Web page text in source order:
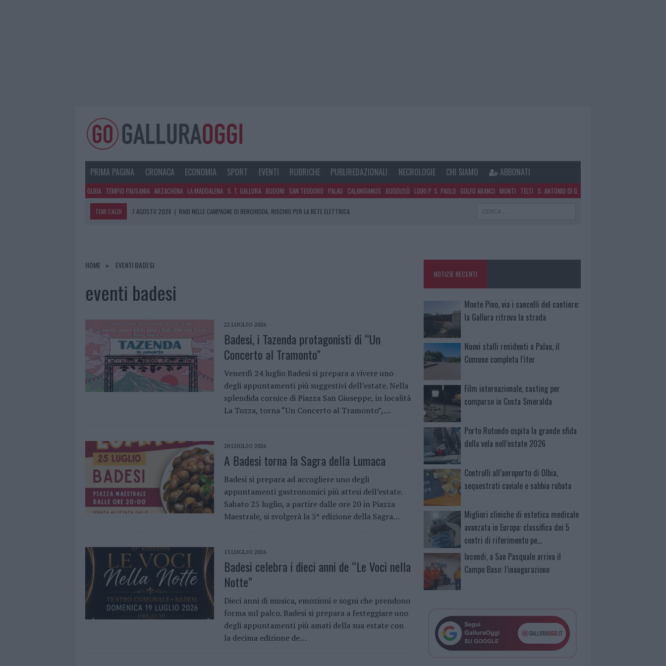
PRIMA PAGINA CRONACA ECONOMIA SPORT EVENTI RUBRICHE PUBLIREDAZIONALI NECROLOGIE CHI SIAMO ABBONATI
OLBIA TEMPIO PAUSANIA ARZACHENA LA MADDALENA S. T. GALLURA BUDONI SAN TEODORO PALAU CALANGIANUS BUDDUSÒ LOIRI P. S. PAOLO GOLFO ARANCI MONTI TELTI S. ANTONIO DI G.
TEMI CALDI 7 AGOSTO 2026 | RAID NELLE CAMPAGNE DI BERCHIDDA, RISCHIO PER LA RETE ELETTRICA
7 AGOSTO 2026
FILM INTERNAZIONALE, CASTING PER COMPARSE IN COSTA SMERALDA
HOME EVENTI BADESI
eventi badesi
22 LUGLIO 2026
Badesi, i Tazenda protagonisti di “Un
Concerto al Tramonto”
Venerdì 24 luglio Badesi si prepara a vivere uno
degli appuntamenti più suggestivi dell’estate. Nella
splendida cornice di Piazza San Giuseppe, in località
La Tozza, torna “Un Concerto al Tramonto”,…
20 LUGLIO 2026
A Badesi torna la Sagra della Lumaca
Badesi si prepara ad accogliere uno degli
appuntamenti gastronomici più attesi dell’estate.
Sabato 25 luglio, a partire dalle ore 20 in Piazza
Maestrale, si svolgerà la 5ª edizione della Sagra…
15 LUGLIO 2026
Badesi celebra i dieci anni de “Le Voci nella
Notte”
Dieci anni di musica, emozioni e sogni che prendono
forma sul palco. Badesi si prepara a festeggiare uno
degli appuntamenti più amati della sua estate con
la decima edizione de…
NOTIZIE RECENTI
Monte Pino, via i cancelli del cantiere:
la Gallura ritrova la strada
Nuovi stalli residenti a Palau, il
Comune completa l’iter
Film internazionale, casting per
comparse in Costa Smeralda
Porto Rotondo ospita la grande sfida
della vela nell’estate 2026
Controlli all’aeroporto di Olbia,
sequestrati caviale e sabbia rubata
Migliori cliniche di estetica medicale
avanzata in Europa: classifica dei 5
centri di riferimento pe…
Incendi, a San Pasquale arriva il
Campo Base: l’inaugurazione